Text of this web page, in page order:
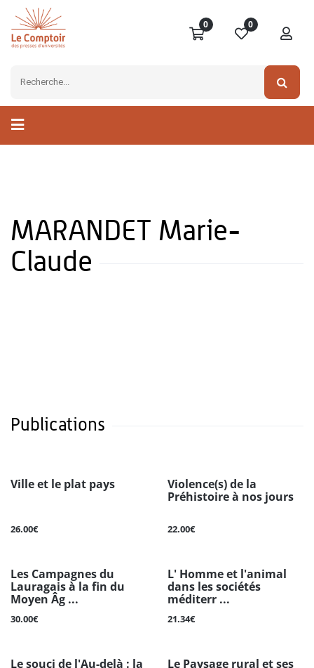
0 0
MARANDET Marie-
Claude
Publications
Ville et le plat pays
26.00€
Violence(s) de la
Préhistoire à nos jours
22.00€
Les Campagnes du
Lauragais à la fin du
Moyen Âg ...
30.00€
L' Homme et l'animal
dans les sociétés
méditerr ...
21.34€
Le souci de l'Au-delà : la
Le Paysage rural et ses